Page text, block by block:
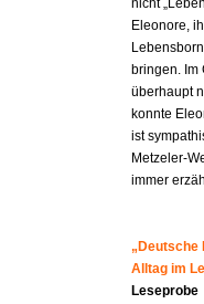
nicht
Eleonore,
bringen. Im
überhaupt
konnte
ist
Metzeler-
immer
„Deutsche
Alltag im
Leseprobe